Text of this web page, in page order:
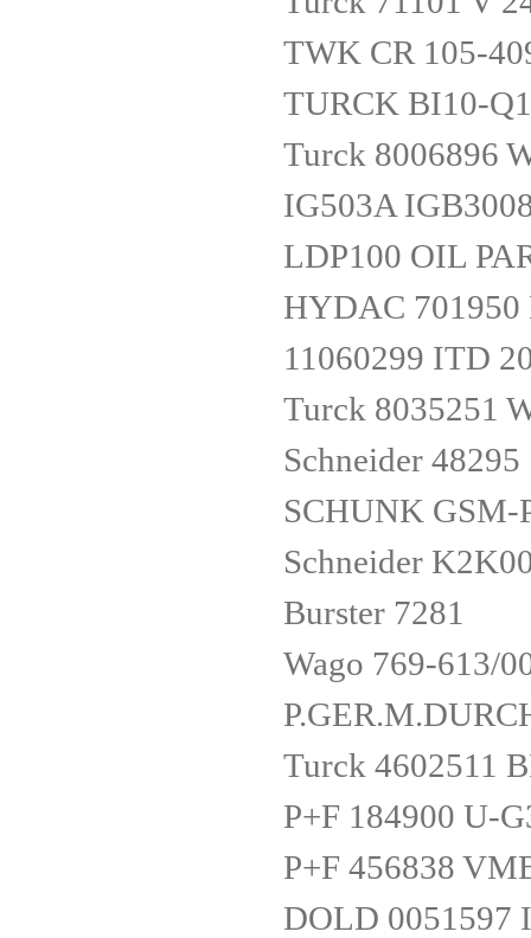
TWK CR 105-
TURCK BI10-
Turck 8006896
IG503A
LDP100 OIL
HYDAC
11060299 ITD
Turck 8035251
Schneider 48295
SCHUNK
Schneider
Burster 7281
Wago 769-613/
Turck 4602511
P+F 184900 U-
P+F 456838
DOLD 0051597